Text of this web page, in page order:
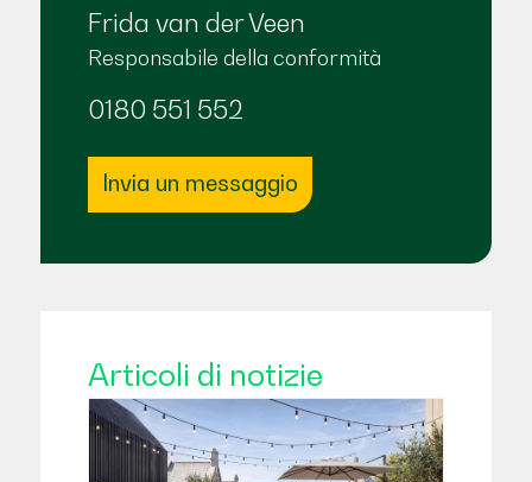
Frida van der Veen
Responsabile della conformità
0180 551 552
Invia un messaggio
Articoli di notizie